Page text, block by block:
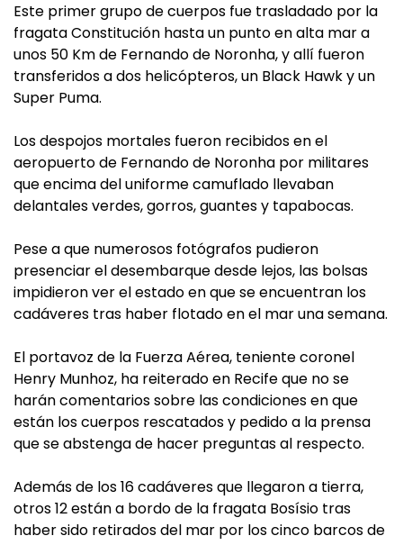
Este primer grupo de cuerpos fue trasladado por la
fragata Constitución hasta un punto en alta mar a
unos 50 Km de Fernando de Noronha, y allí fueron
transferidos a dos helicópteros, un Black Hawk y un
Super Puma.
Los despojos mortales fueron recibidos en el
aeropuerto de Fernando de Noronha por militares
que encima del uniforme camuflado llevaban
delantales verdes, gorros, guantes y tapabocas.
Pese a que numerosos fotógrafos pudieron
presenciar el desembarque desde lejos, las bolsas
impidieron ver el estado en que se encuentran los
cadáveres tras haber flotado en el mar una semana.
El portavoz de la Fuerza Aérea, teniente coronel
Henry Munhoz, ha reiterado en Recife que no se
harán comentarios sobre las condiciones en que
están los cuerpos rescatados y pedido a la prensa
que se abstenga de hacer preguntas al respecto.
Además de los 16 cadáveres que llegaron a tierra,
otros 12 están a bordo de la fragata Bosísio tras
haber sido retirados del mar por los cinco barcos de